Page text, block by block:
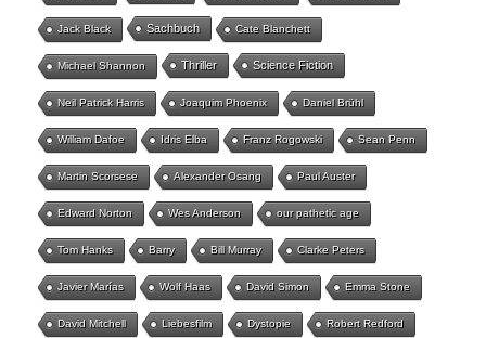
Jack Black Sachbuch Cate Blanchett
Michael Shannon Thriller Science Fiction
Neil Patrick Harris Joaquim Phoenix Daniel Brühl
William Dafoe Idris Elba Franz Rogowski Sean Penn
Martin Scorsese Alexander Osang Paul Auster
Edward Norton Wes Anderson our pathetic age
Tom Hanks Barry Bill Murray Clarke Peters
Javier Marías Wolf Haas David Simon Emma Stone
David Mitchell Liebesfilm Dystopie Robert Redford